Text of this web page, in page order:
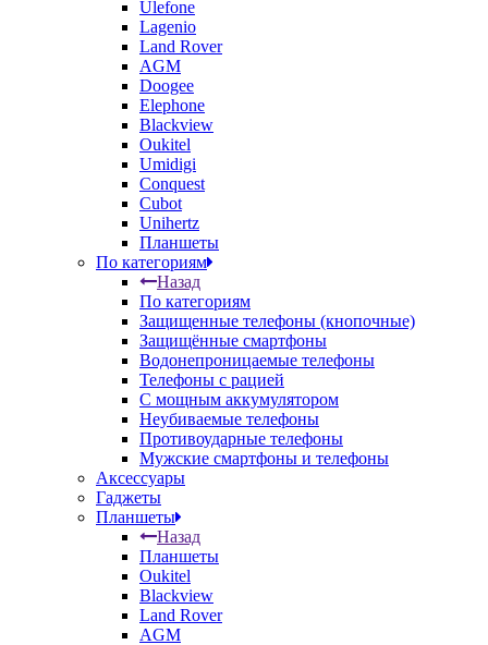
Ulefone
Lagenio
Land Rover
AGM
Doogee
Elephone
Blackview
Oukitel
Umidigi
Conquest
Cubot
Unihertz
Планшеты
По категориям
Назад
По категориям
Защищенные телефоны (кнопочные)
Защищённые смартфоны
Водонепроницаемые телефоны
Телефоны с рацией
С мощным аккумулятором
Неубиваемые телефоны
Противоударные телефоны
Мужские смартфоны и телефоны
Аксессуары
Гаджеты
Планшеты
Назад
Планшеты
Oukitel
Blackview
Land Rover
AGM